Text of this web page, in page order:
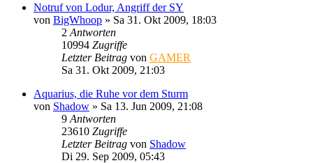
Notruf von Lodur, Angriff der SY
von BigWhoop » Sa 31. Okt 2009, 18:03
2 Antworten
10994 Zugriffe
Letzter Beitrag von GAMER
Sa 31. Okt 2009, 21:03
Aquarius, die Ruhe vor dem Sturm
von Shadow » Sa 13. Jun 2009, 21:08
9 Antworten
23610 Zugriffe
Letzter Beitrag von Shadow
Di 29. Sep 2009, 05:43